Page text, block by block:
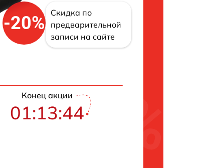
-20%
Скидка по
предварительной
записи на сайте
Конец акции
01:13:42